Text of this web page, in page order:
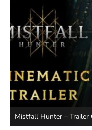
Mistfall Hunter – Trailer